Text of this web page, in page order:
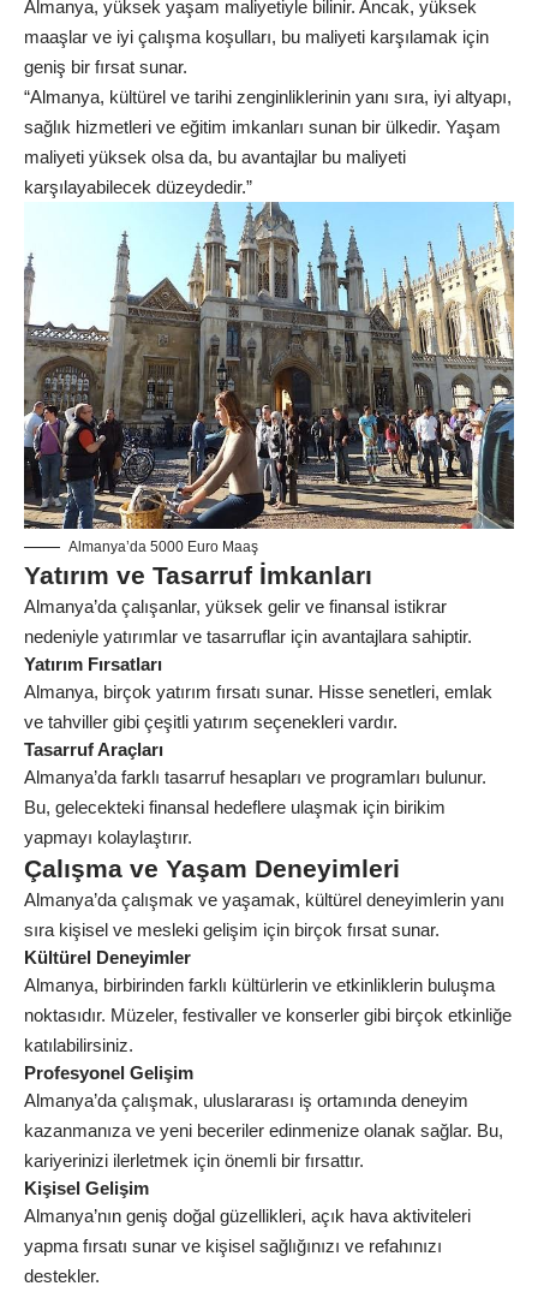
Almanya, yüksek yaşam maliyetiyle bilinir. Ancak, yüksek
maaşlar ve iyi çalışma koşulları, bu maliyeti karşılamak için
geniş bir fırsat sunar.
“Almanya, kültürel ve tarihi zenginliklerinin yanı sıra, iyi altyapı,
sağlık hizmetleri ve eğitim imkanları sunan bir ülkedir. Yaşam
maliyeti yüksek olsa da, bu avantajlar bu maliyeti
karşılayabilecek düzeydedir.”
Almanya’da 5000 Euro Maaş
Yatırım ve Tasarruf İmkanları
Almanya’da çalışanlar, yüksek gelir ve finansal istikrar
nedeniyle yatırımlar ve tasarruflar için avantajlara sahiptir.
Yatırım Fırsatları
Almanya, birçok yatırım fırsatı sunar. Hisse senetleri, emlak
ve tahviller gibi çeşitli yatırım seçenekleri vardır.
Tasarruf Araçları
Almanya’da farklı tasarruf hesapları ve programları bulunur.
Bu, gelecekteki finansal hedeflere ulaşmak için birikim
yapmayı kolaylaştırır.
Çalışma ve Yaşam Deneyimleri
Almanya’da çalışmak ve yaşamak, kültürel deneyimlerin yanı
sıra kişisel ve mesleki gelişim için birçok fırsat sunar.
Kültürel Deneyimler
Almanya, birbirinden farklı kültürlerin ve etkinliklerin buluşma
noktasıdır. Müzeler, festivaller ve konserler gibi birçok etkinliğe
katılabilirsiniz.
Profesyonel Gelişim
Almanya’da çalışmak, uluslararası iş ortamında deneyim
kazanmanıza ve yeni beceriler edinmenize olanak sağlar. Bu,
kariyerinizi ilerletmek için önemli bir fırsattır.
Kişisel Gelişim
Almanya’nın geniş doğal güzellikleri, açık hava aktiviteleri
yapma fırsatı sunar ve kişisel sağlığınızı ve refahınızı
destekler.